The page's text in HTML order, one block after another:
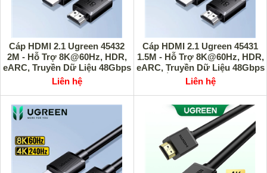
Cáp HDMI 2.1 Ugreen 45432
2M - Hỗ Trợ 8K@60Hz, HDR,
eARC, Truyền Dữ Liệu 48Gbps
Siêu Nhanh, Cao Cấp
Liên hệ
Cáp HDMI 2.1 Ugreen 45431
1.5M - Hỗ Trợ 8K@60Hz, HDR,
eARC, Truyền Dữ Liệu 48Gbps
Ổn Định, Cao Cấp
Liên hệ